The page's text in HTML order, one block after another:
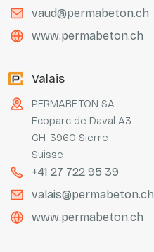
vaud@permabeton.ch
www.permabeton.ch
Valais
PERMABETON SA
Ecoparc de Daval A3
CH-3960 Sierre
Suisse
+41 27 722 95 39
valais@permabeton.ch
www.permabeton.ch